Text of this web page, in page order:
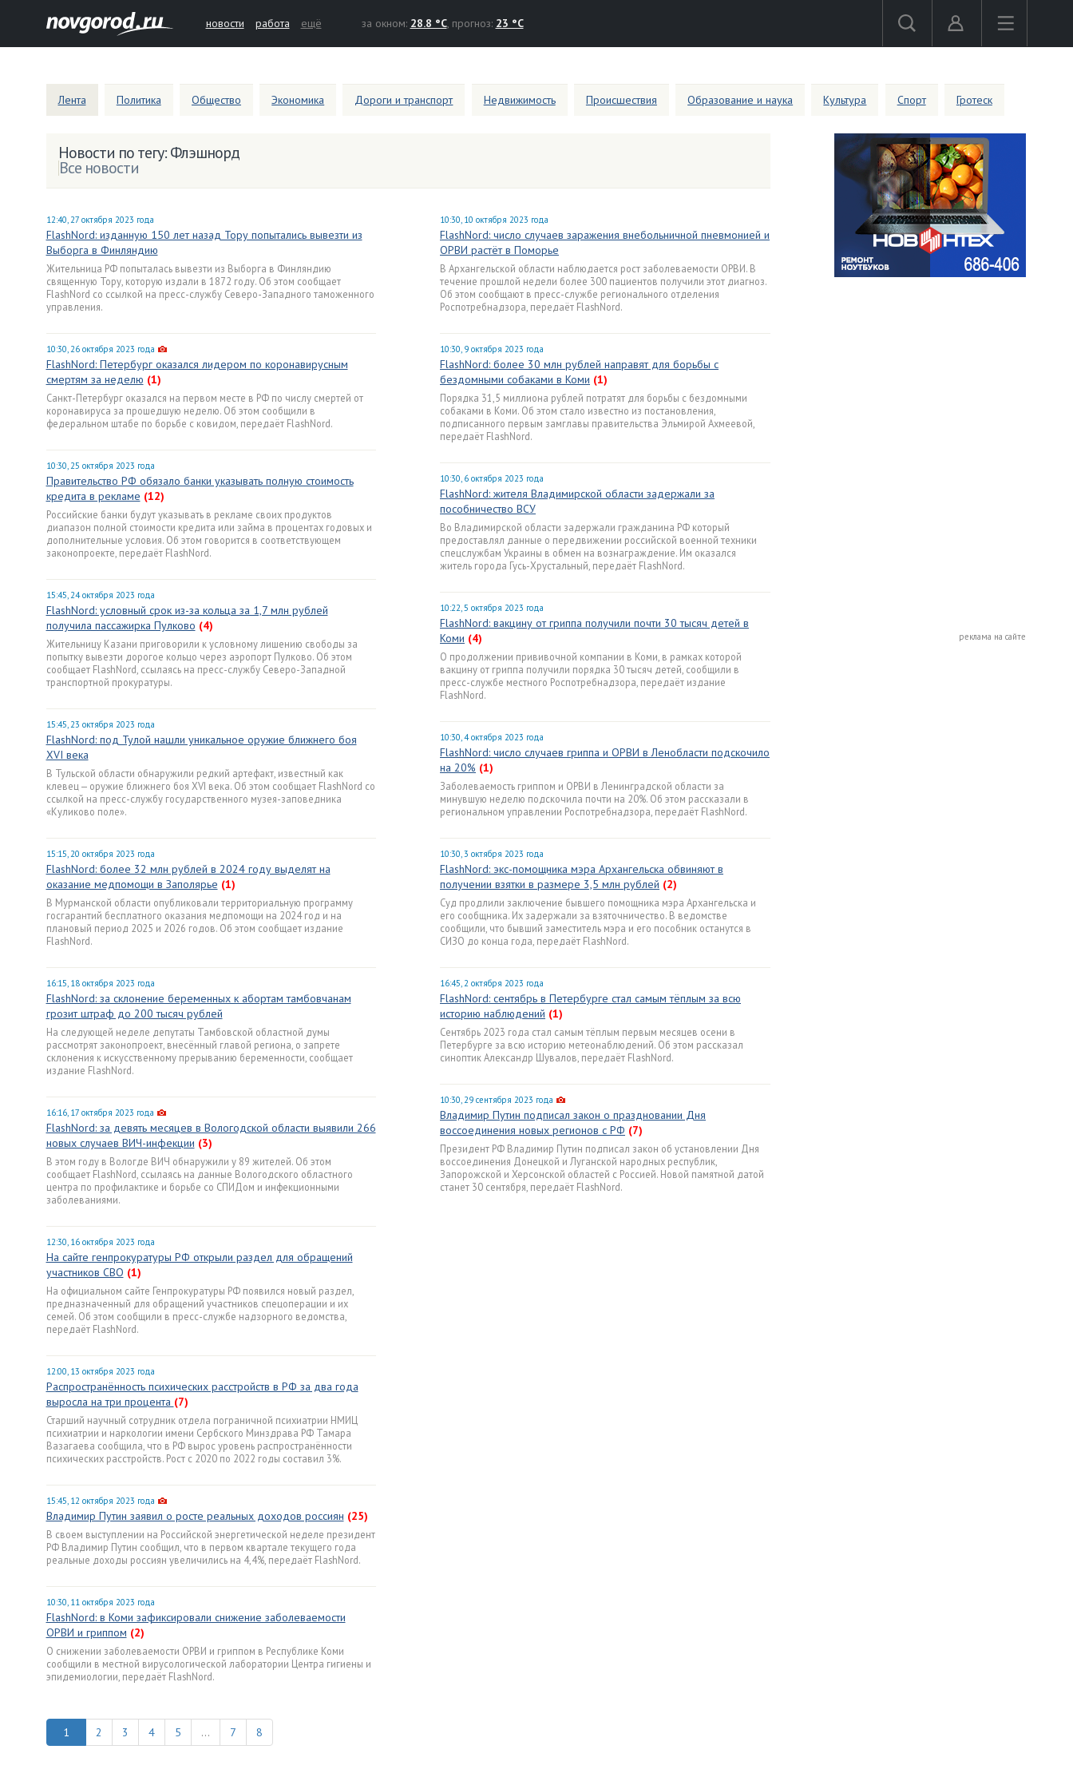
новости работа ещё за окном: 28.8 °C, прогноз: 23 °C
Лента Политика Общество Экономика Дороги и транспорт Недвижимость Происшествия Образование и наука Культура Спорт Гротеск
Новости по тегу: Флэшнорд
Все новости
12:40, 27 октября 2023 года
FlashNord: изданную 150 лет назад Тору попытались вывезти из
Выборга в Финляндию
Жительница РФ попыталась вывезти из Выборга в Финляндию
священную Тору, которую издали в 1872 году. Об этом сообщает
FlashNord со ссылкой на пресс-службу Северо-Западного таможенного
управления.
10:30, 26 октября 2023 года
FlashNord: Петербург оказался лидером по коронавирусным
смертям за неделю (1)
Санкт-Петербург оказался на первом месте в РФ по числу смертей от
коронавируса за прошедшую неделю. Об этом сообщили в
федеральном штабе по борьбе с ковидом, передаёт FlashNord.
10:30, 25 октября 2023 года
Правительство РФ обязало банки указывать полную стоимость
кредита в рекламе (12)
Российские банки будут указывать в рекламе своих продуктов
диапазон полной стоимости кредита или займа в процентах годовых и
дополнительные условия. Об этом говорится в соответствующем
законопроекте, передаёт FlashNord.
15:45, 24 октября 2023 года
FlashNord: условный срок из-за кольца за 1,7 млн рублей
получила пассажирка Пулково (4)
Жительницу Казани приговорили к условному лишению свободы за
попытку вывезти дорогое кольцо через аэропорт Пулково. Об этом
сообщает FlashNord, ссылаясь на пресс-службу Северо-Западной
транспортной прокуратуры.
15:45, 23 октября 2023 года
FlashNord: под Тулой нашли уникальное оружие ближнего боя
XVI века
В Тульской области обнаружили редкий артефакт, известный как
клевец — оружие ближнего боя XVI века. Об этом сообщает FlashNord со
ссылкой на пресс-службу государственного музея-заповедника
«Куликово поле».
15:15, 20 октября 2023 года
FlashNord: более 32 млн рублей в 2024 году выделят на
оказание медпомощи в Заполярье (1)
В Мурманской области опубликовали территориальную программу
госгарантий бесплатного оказания медпомощи на 2024 год и на
плановый период 2025 и 2026 годов. Об этом сообщает издание
FlashNord.
16:15, 18 октября 2023 года
FlashNord: за склонение беременных к абортам тамбовчанам
грозит штраф до 200 тысяч рублей
На следующей неделе депутаты Тамбовской областной думы
рассмотрят законопроект, внесённый главой региона, о запрете
склонения к искусственному прерыванию беременности, сообщает
издание FlashNord.
16:16, 17 октября 2023 года
FlashNord: за девять месяцев в Вологодской области выявили 266
новых случаев ВИЧ-инфекции (3)
В этом году в Вологде ВИЧ обнаружили у 89 жителей. Об этом
сообщает FlashNord, ссылаясь на данные Вологодского областного
центра по профилактике и борьбе со СПИДом и инфекционными
заболеваниями.
12:30, 16 октября 2023 года
На сайте генпрокуратуры РФ открыли раздел для обращений
участников СВО (1)
На официальном сайте Генпрокуратуры РФ появился новый раздел,
предназначенный для обращений участников спецоперации и их
семей. Об этом сообщили в пресс-службе надзорного ведомства,
передаёт FlashNord.
12:00, 13 октября 2023 года
Распространённость психических расстройств в РФ за два года
выросла на три процента (7)
Старший научный сотрудник отдела пограничной психиатрии НМИЦ
психиатрии и наркологии имени Сербского Минздрава РФ Тамара
Вазагаева сообщила, что в РФ вырос уровень распространённости
психических расстройств. Рост с 2020 по 2022 годы составил 3%.
15:45, 12 октября 2023 года
Владимир Путин заявил о росте реальных доходов россиян (25)
В своем выступлении на Российской энергетической неделе президент
РФ Владимир Путин сообщил, что в первом квартале текущего года
реальные доходы россиян увеличились на 4,4%, передаёт FlashNord.
10:30, 11 октября 2023 года
FlashNord: в Коми зафиксировали снижение заболеваемости
ОРВИ и гриппом (2)
О снижении заболеваемости ОРВИ и гриппом в Республике Коми
сообщили в местной вирусологической лаборатории Центра гигиены и
эпидемиологии, передаёт FlashNord.
10:30, 10 октября 2023 года
FlashNord: число случаев заражения внебольничной пневмонией и
ОРВИ растёт в Поморье
В Архангельской области наблюдается рост заболеваемости ОРВИ. В
течение прошлой недели более 300 пациентов получили этот диагноз.
Об этом сообщают в пресс-службе регионального отделения
Роспотребнадзора, передаёт FlashNord.
10:30, 9 октября 2023 года
FlashNord: более 30 млн рублей направят для борьбы с
бездомными собаками в Коми (1)
Порядка 31,5 миллиона рублей потратят для борьбы с бездомными
собаками в Коми. Об этом стало известно из постановления,
подписанного первым замглавы правительства Эльмирой Ахмеевой,
передаёт FlashNord.
10:30, 6 октября 2023 года
FlashNord: жителя Владимирской области задержали за
пособничество ВСУ
Во Владимирской области задержали гражданина РФ который
предоставлял данные о передвижении российской военной техники
спецслужбам Украины в обмен на вознаграждение. Им оказался
житель города Гусь-Хрустальный, передаёт FlashNord.
10:22, 5 октября 2023 года
FlashNord: вакцину от гриппа получили почти 30 тысяч детей в
Коми (4)
О продолжении прививочной компании в Коми, в рамках которой
вакцину от гриппа получили порядка 30 тысяч детей, сообщили в
пресс-службе местного Роспотребнадзора, передаёт издание
FlashNord.
10:30, 4 октября 2023 года
FlashNord: число случаев гриппа и ОРВИ в Ленобласти подскочило
на 20% (1)
Заболеваемость гриппом и ОРВИ в Ленинградской области за
минувшую неделю подскочила почти на 20%. Об этом рассказали в
региональном управлении Роспотребнадзора, передаёт FlashNord.
10:30, 3 октября 2023 года
FlashNord: экс-помощника мэра Архангельска обвиняют в
получении взятки в размере 3,5 млн рублей (2)
Суд продлили заключение бывшего помощника мэра Архангельска и
его сообщника. Их задержали за взяточничество. В ведомстве
сообщили, что бывший заместитель мэра и его пособник останутся в
СИЗО до конца года, передаёт FlashNord.
16:45, 2 октября 2023 года
FlashNord: cентябрь в Петербурге стал самым тёплым за всю
историю наблюдений (1)
Сентябрь 2023 года стал самым тёплым первым месяцев осени в
Петербурге за всю историю метеонаблюдений. Об этом рассказал
синоптик Александр Шувалов, передаёт FlashNord.
10:30, 29 сентября 2023 года
Владимир Путин подписал закон о праздновании Дня
воссоединения новых регионов с РФ (7)
Президент РФ Владимир Путин подписал закон об установлении Дня
воссоединения Донецкой и Луганской народных республик,
Запорожской и Херсонской областей с Россией. Новой памятной датой
станет 30 сентября, передаёт FlashNord.
2 3 4 5 ... 7 8
реклама на сайте